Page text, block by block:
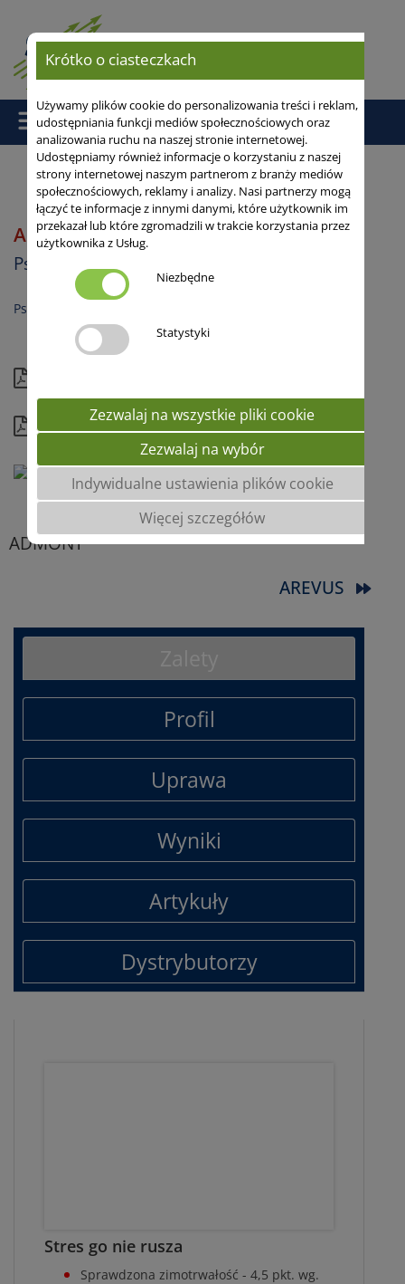
Strona główna// ADMONT
ADMONTA/B
Pszenica ozima
Pszenica jakościowa, Pszenica chlebowa
Kompletny profil
ADMONT
AREVUS
Profil
Uprawa
Wyniki
Artykuły
Dystrybutorzy
Stres go nie rusza
Sprawdzona zimotrwałość - 4,5 pkt. wg.
Krótko o ciasteczkach
Używamy plików cookie do personalizowania treści i reklam,
udostępniania funkcji mediów społecznościowych oraz
analizowania ruchu na naszej stronie internetowej.
Udostępniamy również informacje o korzystaniu z naszej
strony internetowej naszym partnerom z branży mediów
społecznościowych, reklamy i analizy. Nasi partnerzy mogą
łączyć te informacje z innymi danymi, które użytkownik im
przekazał lub które zgromadzili w trakcie korzystania przez
użytkownika z Usług.
Niezbędne
Statystyki
Zezwalaj na wszystkie pliki cookie
Zezwalaj na wybór
Indywidualne ustawienia plików cookie
Więcej szczegółów